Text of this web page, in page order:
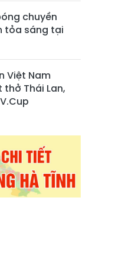
chuyền
tỏa sáng tại
Việt Nam
Thái Lan,